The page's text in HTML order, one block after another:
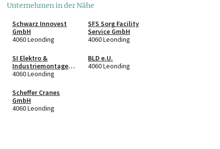
Unternehmen in der Nähe
Schwarz Innovest
GmbH
4060 Leonding
SFS Sorg Facility
Service GmbH
4060 Leonding
SI Elektro &
Industriemontagen
GmbH
4060 Leonding
BLD e.U.
4060 Leonding
Scheffer Cranes
GmbH
4060 Leonding